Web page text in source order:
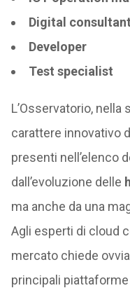
Digital consultant
Developer
Test specialist
L’Osservatorio, nella
carattere innovativo
presenti nell’elenco
dall’evoluzione delle
ma anche da una
Agli esperti di cloud
mercato chiede
principali